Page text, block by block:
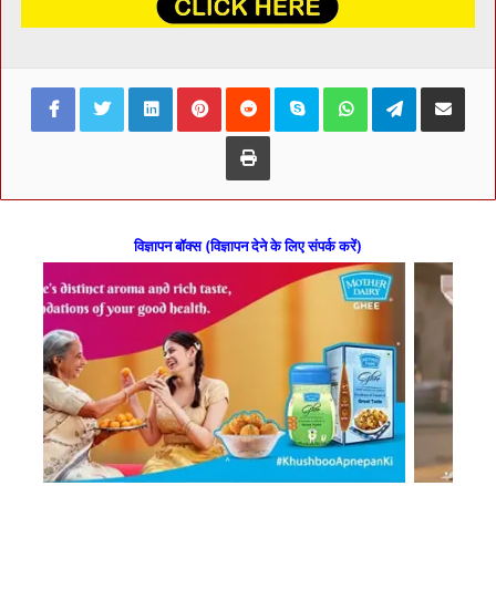
FacebookTwitterLinkedInPinterestReddit Skype WhatsAppTelegramShare via
Print
विज्ञापन बॉक्स (विज्ञापन देने के लिए संपर्क करें)